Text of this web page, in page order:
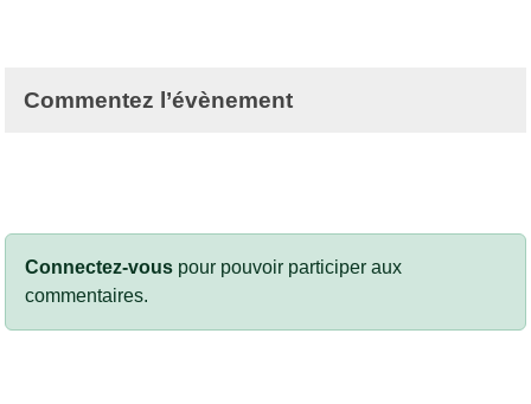
Commentez l’évènement
Connectez-vous pour pouvoir participer aux
commentaires.